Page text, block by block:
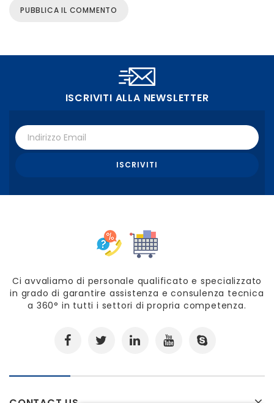
ISCRIVITI ALLA NEWSLETTER
Ci avvaliamo di personale qualificato e specializzato
in grado di garantire assistenza e consulenza tecnica
a 360° in tutti i settori di propria competenza.